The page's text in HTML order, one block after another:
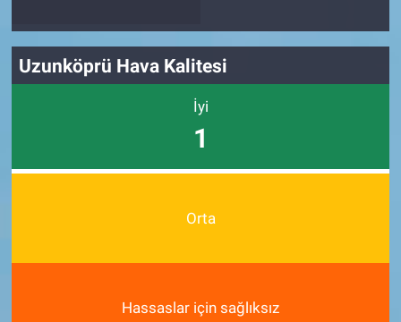
Uzunköprü Hava Kalitesi
İyi
1
Orta
Hassaslar için sağlıksız